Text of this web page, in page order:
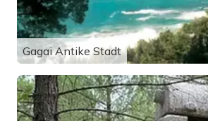
Gagai Antike Stadt